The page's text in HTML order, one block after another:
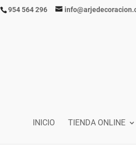
954 564 296
INICIO TIENDA ONLINE